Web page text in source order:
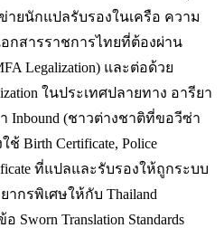
ายนักแปลรับรองในเครือ ความ
กสารราชการไทยที่ต้องผ่าน
Legalization) และต่อด้วย
ในประเทศปลายทาง อารียา
Inbound (ชาวต่างชาติที่ขอวีซ่า
Birth Certificate, Police
ที่แปลและรับรองให้ถูกระบบ
ากรพิเศษให้กับ Thailand
Sworn Translation Standards